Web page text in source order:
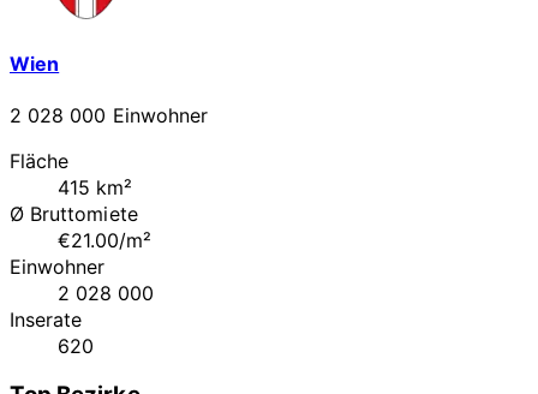
Wien
2 028 000 Einwohner
Fläche
415 km²
Ø Bruttomiete
€21.00/m²
Einwohner
2 028 000
Inserate
620